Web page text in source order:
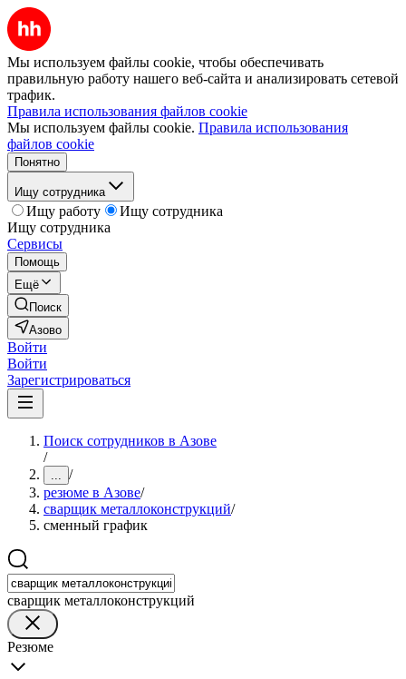
Мы используем файлы cookie, чтобы обеспечивать
правильную работу нашего веб-сайта и анализировать сетевой
трафик.
Правила использования файлов cookie
Мы используем файлы cookie. Правила использования
файлов cookie
Понятно
Ищу сотрудника
Ищу работу
Ищу сотрудника
Ищу сотрудника
Сервисы
Помощь
Ещё
Поиск
Азово
Войти
Войти
Зарегистрироваться
Поиск сотрудников в Азове
/
... /
резюме в Азове/
сварщик металлоконструкций/
сменный график
сварщик металлоконструкций
Резюме